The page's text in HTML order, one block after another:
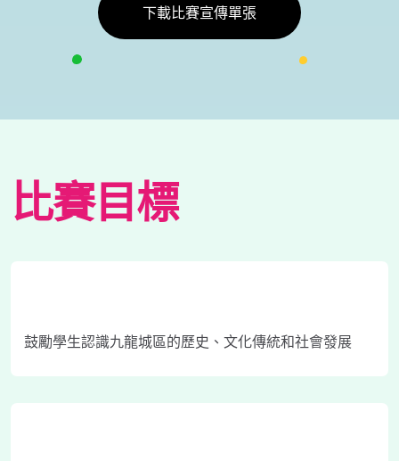
下載比賽宣傳單張
比賽目標
鼓勵學生認識九龍城區的歷史、文化傳統和社會發展